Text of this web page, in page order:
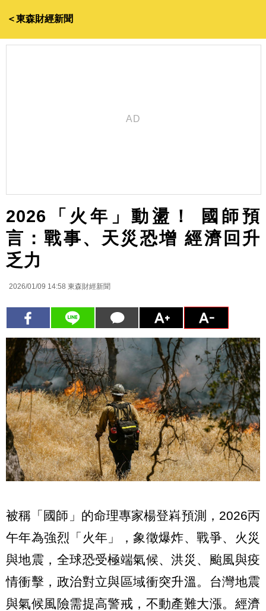
＜東森財經新聞
2026「火年」動盪！ 國師預
言：戰事、天災恐增 經濟回升
乏力
2026/01/09 14:58 東森財經新聞
被稱「國師」的命理專家楊登嵙預測，2026丙
午年為強烈「火年」，象徵爆炸、戰爭、火災
與地震，全球恐受極端氣候、洪災、颱風與疫
情衝擊，政治對立與區域衝突升溫。台灣地震
與氣候風險需提高警戒，不動產難大漲。經濟